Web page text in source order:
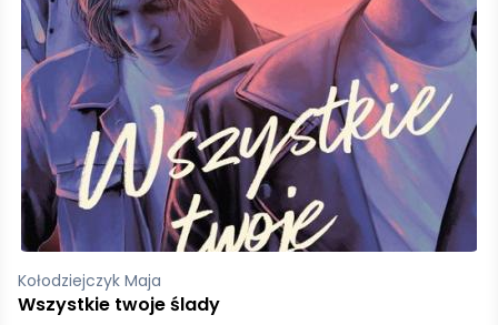
Kołodziejczyk Maja
Wszystkie twoje ślady